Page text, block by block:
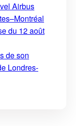
Airbus
du 12 août
de son
Londres-